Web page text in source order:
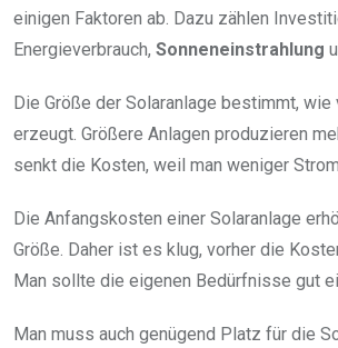
einigen Faktoren ab. Dazu zählen
Energieverbrauch, Sonneneinstrahlung
Die Größe der Solaranlage bestimmt,
erzeugt. Größere Anlagen produzieren
senkt die Kosten, weil man weniger
Die Anfangskosten einer Solaranlage
Größe. Daher ist es klug, vorher die
Man sollte die eigenen Bedürfnisse gut
Man muss auch genügend Platz für die